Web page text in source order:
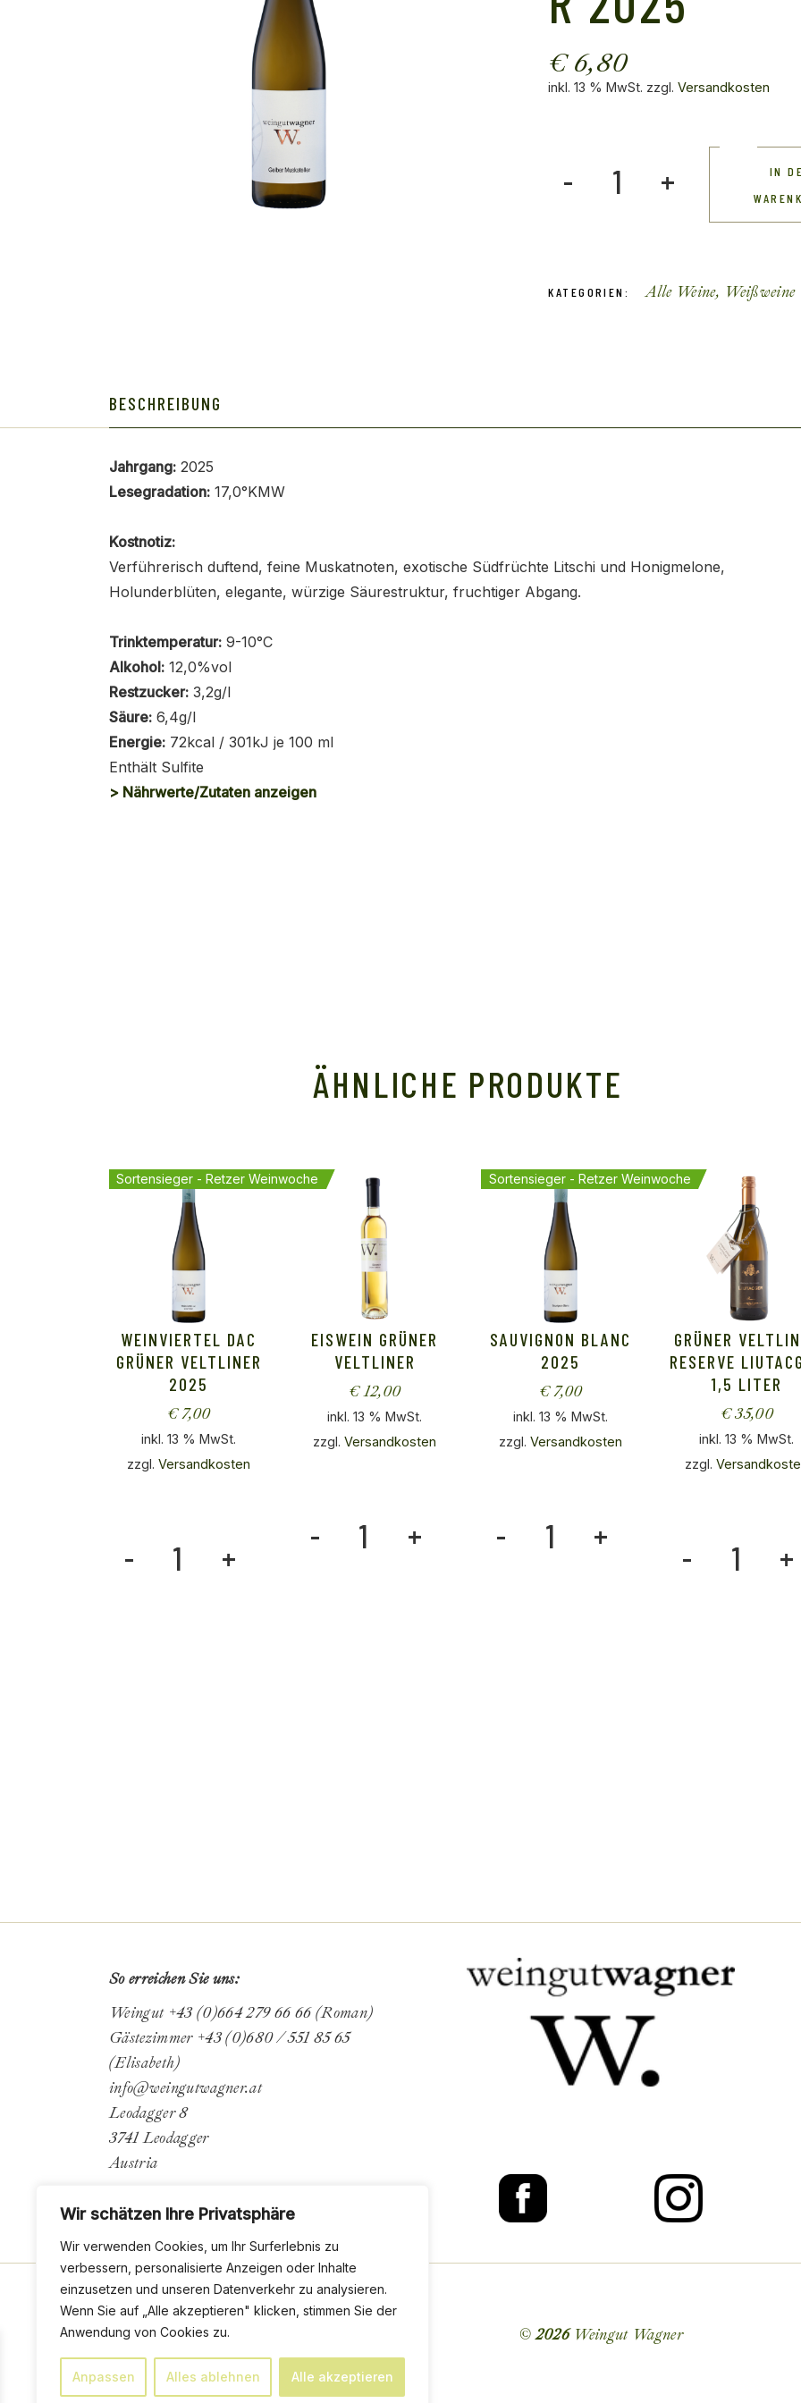
Wir schätzen Ihre Privatsphäre
Wir verwenden Cookies, um Ihr Surferlebnis zu
verbessern, personalisierte Anzeigen oder Inhalte
einzusetzen und unseren Datenverkehr zu analysieren.
Wenn Sie auf „Alle akzeptieren" klicken, stimmen Sie der
Anwendung von Cookies zu.
Anpassen Alles ablehnen Alle akzeptieren
€6,80
inkl. 13 % MwSt. zzgl.Versandkosten
Gelber Muskateller 2025 quantity
IN
KATEGORIEN: Alle Weine, Weißweine
BESCHREIBUNG
Jahrgang: 2025
Lesegradation: 17,0°KMW
Kostnotiz:
Verführerisch duftend, feine Muskatnoten, exotische Südfrüchte Litschi und Honigmelone,
Holunderblüten, elegante, würzige Säurestruktur, fruchtiger Abgang.
Trinktemperatur: 9-10°C
Alkohol: 12,0%vol
Restzucker: 3,2g/l
Säure: 6,4g/l
Energie: 72kcal / 301kJ je 100 ml
Enthält Sulfite
> Nährwerte/Zutaten anzeigen
ÄHNLICHE PRODUKTE
Sortensieger - Retzer Weinwoche
WEINVIERTEL DAC
GRÜNER VELTLINER
2025
€7,00
inkl. 13 % MwSt.
zzgl.Versandkosten
Weinviertel DAC Grüner Veltliner 2025 quantity
EISWEIN GRÜNER
VELTLINER
€12,00
inkl. 13 % MwSt.
zzgl.Versandkosten
Sortensieger - Retzer Weinwoche
SAUVIGNON BLANC
2025
€7,00
inkl. 13 % MwSt.
zzgl.Versandkosten
GRÜNER
RESERVE
1,5 LITER
€35,00
inkl. 13 % MwSt.
zzgl.
So erreichen Sie uns:
Weingut +43 (0)664 279 66 66 (Roman)
Gästezimmer +43 (0)680 / 551 85 65
(Elisabeth)
info@weingutwagner.at
Leodagger 8
3741 Leodagger
Austria
©2026 Weingut Wagner